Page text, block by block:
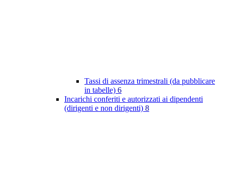
Tassi di assenza trimestrali (da pubblicare
in tabelle) 6
Incarichi conferiti e autorizzati ai dipendenti
(dirigenti e non dirigenti) 8